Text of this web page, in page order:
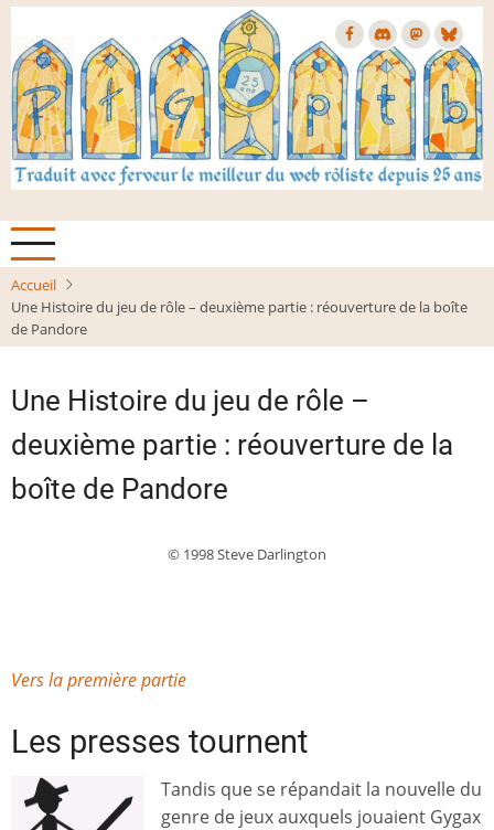
Aller
contenu
principal
Accueil
Une Histoire du jeu de rôle – deuxième partie : réouverture de la boîte
de Pandore
Une Histoire du jeu de rôle –
deuxième partie : réouverture de la
boîte de Pandore
© 1998 Steve Darlington
Vers la première partie
Les presses tournent
Tandis que se répandait la nouvelle du
genre de jeux auxquels jouaient Gygax